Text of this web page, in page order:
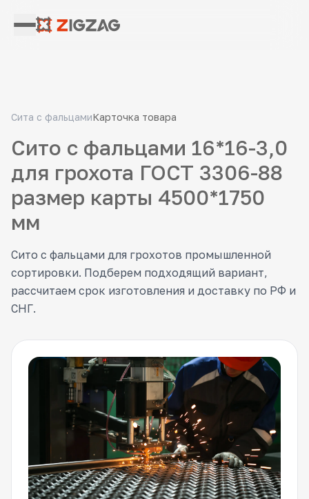
Сита с фальцамиКарточка товара
Сито с фальцами 16*16-3,0
для грохота ГОСТ 3306-88
размер карты 4500*1750
мм
Сито с фальцами для грохотов промышленной
сортировки. Подберем подходящий вариант,
рассчитаем срок изготовления и доставку по РФ и
СНГ.